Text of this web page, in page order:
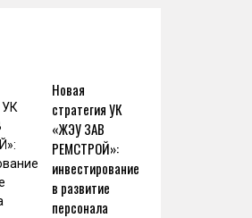
Новая
стратегия УК
«ЖЭУ ЗАВ
РЕМСТРОЙ»:
инвестирование
в развитие
персонала